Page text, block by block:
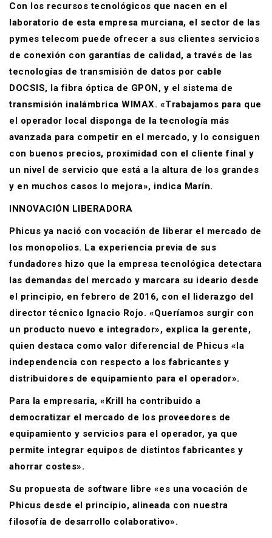
Con los recursos tecnológicos que nacen en el
laboratorio de esta empresa murciana, el sector de las
pymes telecom puede ofrecer a sus clientes servicios
de conexión con garantías de calidad, a través de las
tecnologías de transmisión de datos por cable
DOCSIS, la fibra óptica de GPON, y el sistema de
transmisión inalámbrica WIMAX. «Trabajamos para que
el operador local disponga de la tecnología más
avanzada para competir en el mercado, y lo consiguen
con buenos precios, proximidad con el cliente final y
un nivel de servicio que está a la altura de los grandes
y en muchos casos lo mejora», indica Marín.
INNOVACIÓN LIBERADORA
Phicus ya nació con vocación de liberar el mercado de
los monopolios. La experiencia previa de sus
fundadores hizo que la empresa tecnológica detectara
las demandas del mercado y marcara su ideario desde
el principio, en febrero de 2016, con el liderazgo del
director técnico Ignacio Rojo. «Queríamos surgir con
un producto nuevo e integrador», explica la gerente,
quien destaca como valor diferencial de Phicus «la
independencia con respecto a los fabricantes y
distribuidores de equipamiento para el operador».
Para la empresaria, «Krill ha contribuido a
democratizar el mercado de los proveedores de
equipamiento y servicios para el operador, ya que
permite integrar equipos de distintos fabricantes y
ahorrar costes».
Su propuesta de software libre «es una vocación de
Phicus desde el principio, alineada con nuestra
filosofía de desarrollo colaborativo».